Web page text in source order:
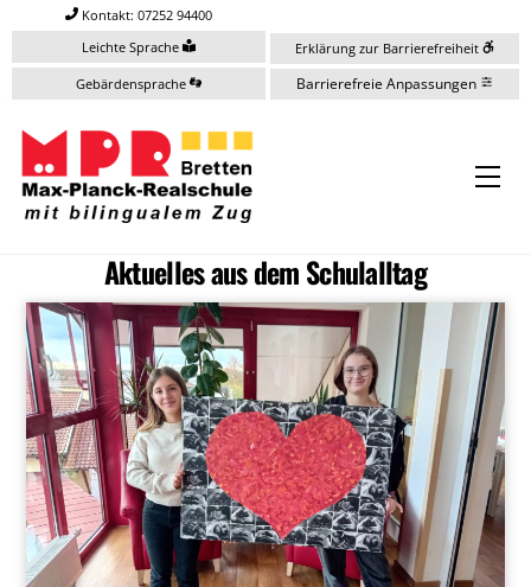
content
Kontakt: 07252 94400
Leichte Sprache
Gebärdensprache
Erklärung zur Barrierefreiheit
Barrierefreie Anpassungen
Aktuelles aus dem Schulalltag